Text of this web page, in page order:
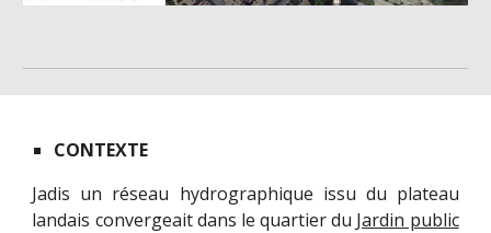
CONTEXTE
Jadis un réseau hydrographique issu du plateau
landais convergeait dans le quartier du Jardin public